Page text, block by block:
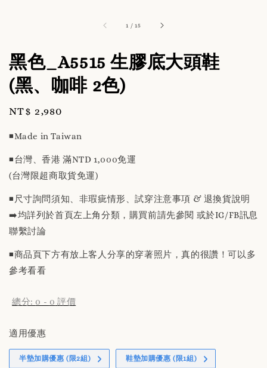
1 /15
黑色_A5515 生膠底大頭鞋
(黑、咖啡 2色)
Regular
NT$ 2,980
◾️Made in Taiwan
◾️台灣、香港 滿NTD 1,000免運
(台灣限超商取貨免運)
◾️尺寸詢問須知、非瑕疵情形、試穿注意事項 & 退換貨說明
➡️均詳列於首頁左上角分類，購買前請先參閱 或於IG/FB訊息
聯繫討論
◾️商品頁下方有放上客人分享的穿著照片，真的很讚！可以多
參考看看
總分: 0 - 0 評價
適用優惠
半墊加購優惠 (限2組) 鞋墊加購優惠 (限1組)